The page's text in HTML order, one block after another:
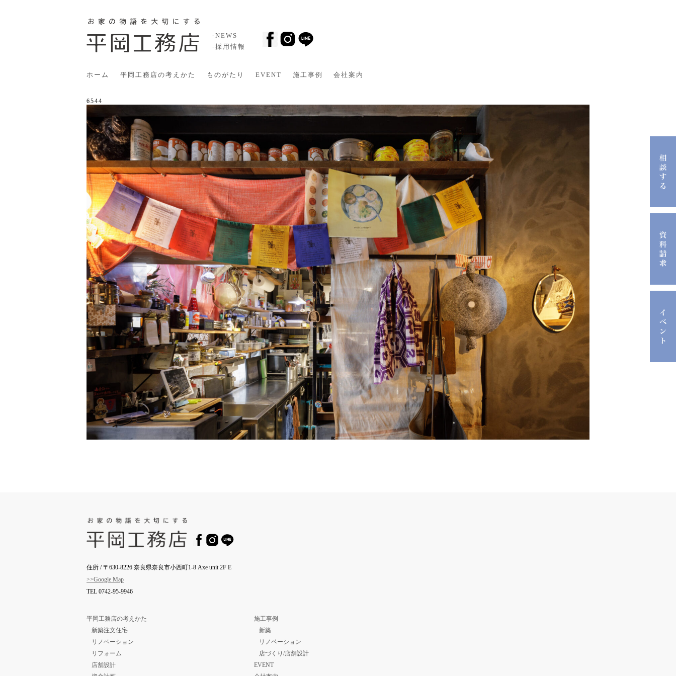
-NEWS
-採用情報
ホーム 平岡工務店の考えかた ものがたり EVENT 施工事例 会社案内
6544
住所 / 〒630-8226 奈良県奈良市小西町1-8 Axe unit 2F E
>>Google Map
TEL 0742-95-9946
平岡工務店の考えかた
新築注文住宅
リノベーション
リフォーム
店舗設計
施工事例
新築
リノベーション
店づくり/店舗設計
EVENT